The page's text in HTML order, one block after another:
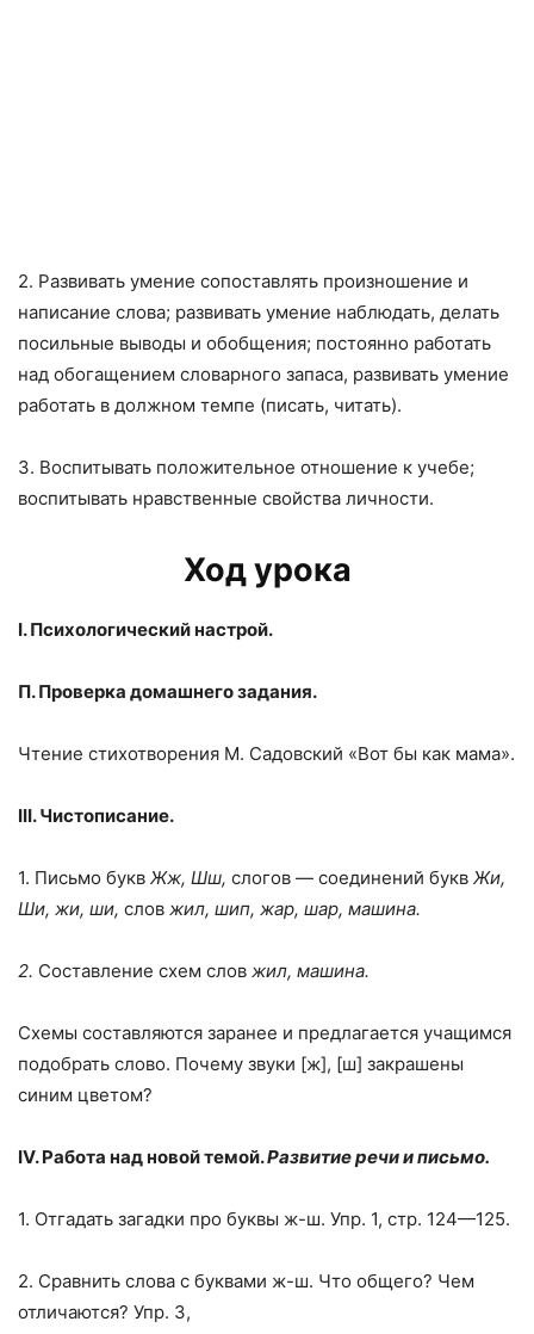
2. Развивать умение сопоставлять произношение и
написание слова; развивать умение наблюдать, делать
посильные выводы и обобщения; по­стоянно работать
над обогащением словарного запаса, развивать умение
работать в должном темпе (писать, читать).
3. Воспитывать положительное отношение к учебе;
воспитывать нрав­ственные свойства личности.
Ход урока
I. Психологический настрой.
П. Проверка домашнего задания.
Чтение стихотворения М. Садовский «Вот бы как мама».
III. Чистописание.
1. Письмо букв Жж, Шш, слогов — соединений букв Жи,
Ши, жи, ши, слов жил, шип, жар, шар, машина.
2. Составление схем слов жил, машина.
Схемы составляются заранее и предлагается учащимся
подобрать слово. Почему звуки [ж], [ш] закрашены
синим цветом?
IV. Работа над новой темой.Развитие речи и письмо.
1. Отгадать загадки про буквы ж-ш. Упр. 1, стр. 124—125.
2. Сравнить слова с буквами ж-ш. Что общего? Чем
отличаются? Упр. 3,